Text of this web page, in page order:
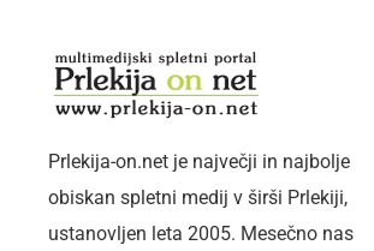
ČETRTEK, 6. AVGUST 2026 Sledite nam:
Prlekija-on.net je največji in najbolje
obiskan spletni medij v širši Prlekiji,
ustanovljen leta 2005. Mesečno nas